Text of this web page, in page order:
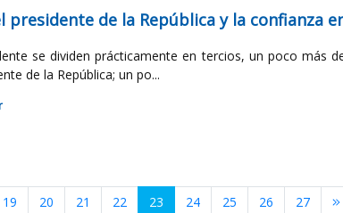
de la República y la confianza
se dividen prácticamente en tercios, un poco más
de la República; un po...
19 20 21 22 23 24 25 26 27